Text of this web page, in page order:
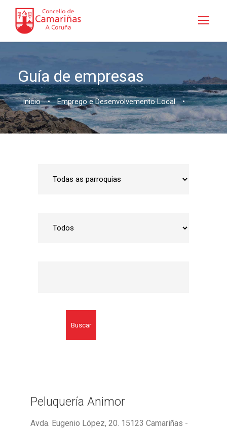
Guía de empresas
Inicio • Emprego e Desenvolvemento Local •
Buscar
Peluquería Animor
Avda. Eugenio López, 20. 15123 Camariñas -